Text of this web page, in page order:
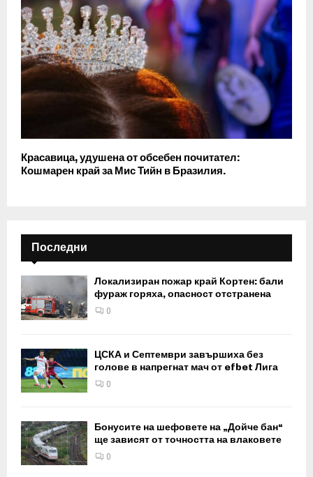
Красавица, удушена от обсебен почитател:
Кошмарен край за Мис Тийн в Бразилия.
Последни
Локализиран пожар край Кортен: бали
фураж горяха, опасност отстранена
0
ЦСКА и Септември завършиха без
голове в напрегнат мач от efbet Лига
0
Бонусите на шефовете на „Дойче бан“
ще зависят от точността на влаковете
0